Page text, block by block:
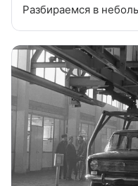
Разбираемся в